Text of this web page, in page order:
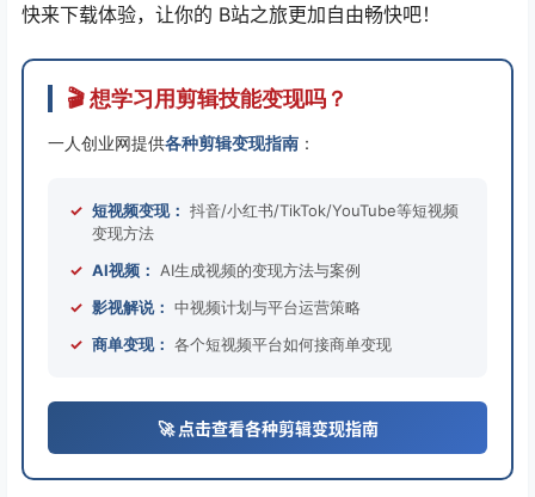
快来下载体验，让你的 B站之旅更加自由畅快吧！
🎬 想学习用剪辑技能变现吗？
一人创业网提供各种剪辑变现指南 ：
✓ 短视频变现： 抖音/小红书/TikTok/YouTube等短视频
变现方法
✓ AI视频：
AI生成视频的变现方法与案例
✓ 影视解说： 中视频计划与平台运营策略
✓ 商单变现： 各个短视频平台如何接商单变现
🚀 点击查看各种剪辑变现指南